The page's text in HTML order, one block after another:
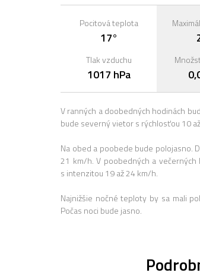
Pocitová teplota
17°
Tlak vzduchu
1017 hPa
V ranných a doobedných hodinách
bude severný vietor s rýchlosťou 10
Na obed a poobede bude polojasno.
21 km/h. V poobedných a
s intenzitou 19 až 24 km/h.
Najnižšie nočné teploty by sa mali
Počas noci bude jasno.